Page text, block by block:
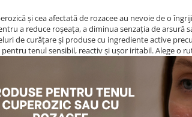
și cea afectată de rozacee au nevoie de o
a reduce roșeața, a diminua senzația de
de curățare și produse cu ingrediente active
tenul sensibil, reactiv și ușor iritabil. Alege o